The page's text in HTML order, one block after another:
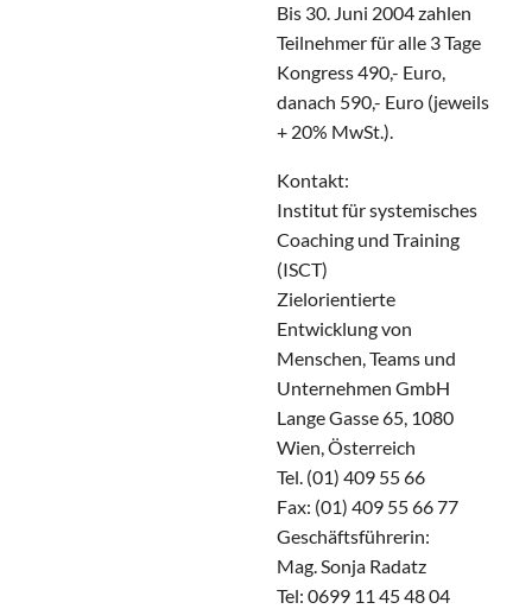
Bis 30. Juni 2004 zahlen
Teilnehmer für alle 3 Tage
Kongress 490,- Euro,
danach 590,- Euro (jeweils
+ 20% MwSt.).
Kontakt:
Institut für systemisches
Coaching und Training
(ISCT)
Zielorientierte
Entwicklung von
Menschen, Teams und
Unternehmen GmbH
Lange Gasse 65, 1080
Wien, Österreich
Tel. (01) 409 55 66
Fax: (01) 409 55 66 77
Geschäftsführerin:
Mag. Sonja Radatz
Tel: 0699 11 45 48 04